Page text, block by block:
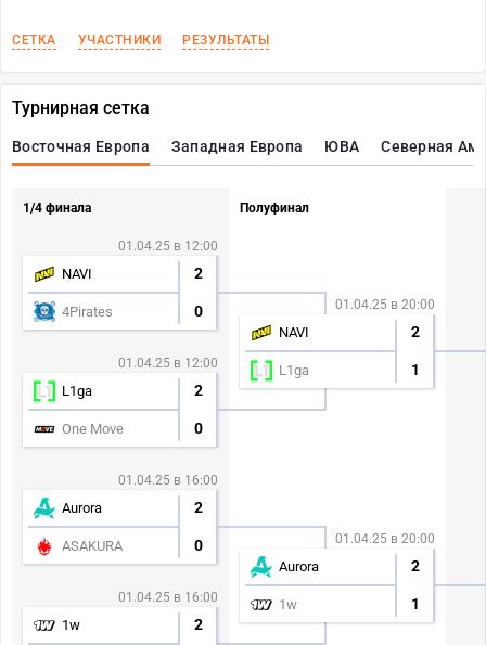
СЕТКА УЧАСТНИКИ РЕЗУЛЬТАТЫ
Турнирная сетка
Восточная Европа Западная Европа ЮВА Северная
1/4 финала
01.04.25 в 12:00
NAVI 2
4Pirates 0
01.04.25 в 12:00
L1ga 2
One Move 0
01.04.25 в 16:00
Aurora 2
ASAKURA 0
01.04.25 в 16:00
1w 2
Полуфинал
01.04.25 в 20:00
NAVI 2
L1ga 1
01.04.25 в 20:00
Aurora 2
1w 1